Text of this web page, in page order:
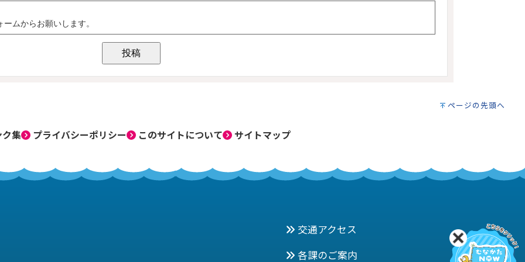
ページの先頭へ
集 プライバシーポリシー このサイトについて サイトマップ
交通アクセス
各課のご案内